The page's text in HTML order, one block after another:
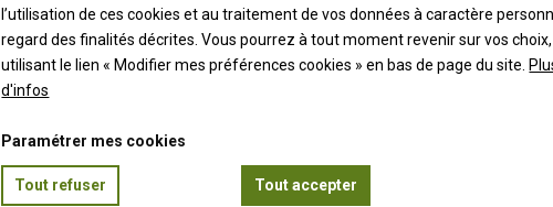
l’utilisation de ces cookies et au traitement de vos données à caractère
regard des finalités décrites. Vous pourrez à tout moment revenir sur vos
utilisant le lien « Modifier mes préférences cookies » en bas de page du site.
d'infos
Paramétrer mes cookies
Tout refuser Tout accepter